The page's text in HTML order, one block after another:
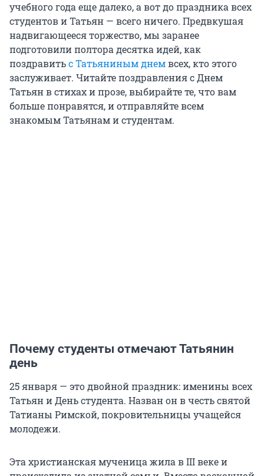
учебного года еще далеко, а вот до праздника всех
студентов и Татьян — всего ничего. Предвкушая
надвигающееся торжество, мы заранее
подготовили полтора десятка идей, как
поздравитьс Татьяниным днемвсех, кто этого
заслуживает. Читайте поздравления с Днем
Татьян в стихах и прозе, выбирайте те, что вам
больше понравятся, и отправляйте всем
знакомым Татьянам и студентам.
Почему студенты отмечают Татьянин
день
25 января — это двойной праздник: именины всех
Татьян и День студента. Назван он в честь святой
Татианы Римской, покровительницы учащейся
молодежи.
Эта христианская мученица жила в III веке и